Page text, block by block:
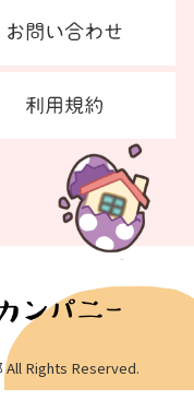
All Rights Reserved.